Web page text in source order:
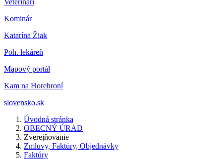
Kominár
Katarína Žiak
Poh. lekáreň
Mapový portál
Kam na Horehroní
slovensko.sk
Úvodná stránka
OBECNÝ ÚRAD
Zverejňovanie
Zmluvy, Faktúry, Objednávky
Faktúry